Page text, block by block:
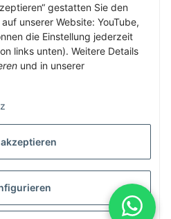
Schinnerl
am Inn 5
am Inn
anglerladen.at
Mwst., exklusive Versand- &
gestatten Sie den
unserer Website: YouTube,
die Einstellung jederzeit
links unten). Weitere Details
und in unserer